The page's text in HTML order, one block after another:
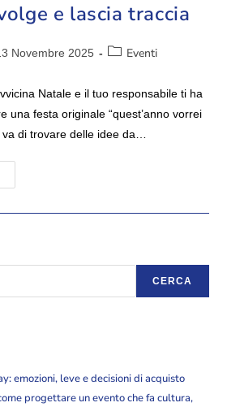
e lascia traccia
Novembre 2025 Eventi
Natale e il tuo responsabile ti ha
una festa originale “quest’anno vorrei
di trovare delle idee da…
CERCA
emozioni, leve e decisioni di acquisto
progettare un evento che fa cultura,